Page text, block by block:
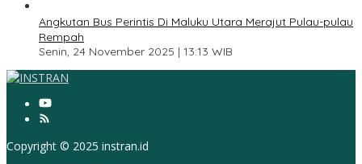
Angkutan Bus Perintis Di Maluku Utara Merajut Pulau-pulau
Rempah
Senin, 24 November 2025 | 13:13 WIB
Copyright © 2025 instran.id